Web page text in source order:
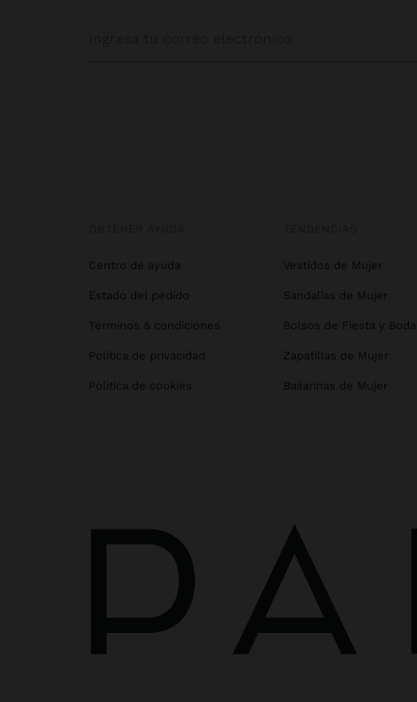
Centro de ayuda
Estado del pedido
Términos & condiciones
Política de privacidad
Política de cookies
Vestidos de Mujer
Sandalias de Mujer
Bolsos de Fiesta y Boda
Zapatillas de Mujer
Bailarinas de Mujer